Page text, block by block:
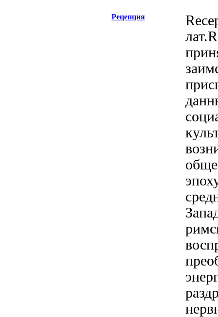
Рецепция